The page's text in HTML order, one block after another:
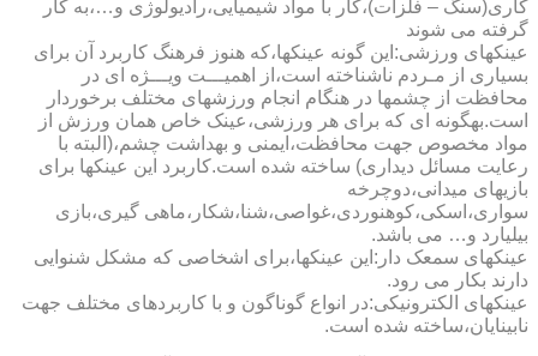
کاری(سنگ – فلزات)،کار با مواد شیمیایی،رادیولوژی و…،به کار
گرفته می شوند
عینکهای ورزشی:این گونه عینکها،که هنوز فرهنگ کاربرد آن برای
بسیاری از مـردم ناشناخته است،از اهمیـــت ویـــژه ای در
محافظت از چشمها در هنگام انجام ورزشهای مختلف برخوردار
است.به­گونه ای که برای هر ورزشی،عینک خاص همان ورزش از
مواد مخصوص جهت محافظت،ایمنی و بهداشت چشم،(البته با
رعایت مسائل دیداری) ساخته شده است.کاربرد این عینکها برای
بازیهای میدانی،دوچرخه
سواری،اسکی،کوهنوردی،غواصی،شنا،شکار،ماهی گیری،بازی
بیلیارد و… می باشد.
عینکهای سمعک دار:این عینکها،برای اشخاصی که مشکل شنوایی
دارند بکار می رود.
عینکهای الکترونیکی:در انواع گوناگون و با کاربردهای مختلف جهت
نابینایان،ساخته شده است.